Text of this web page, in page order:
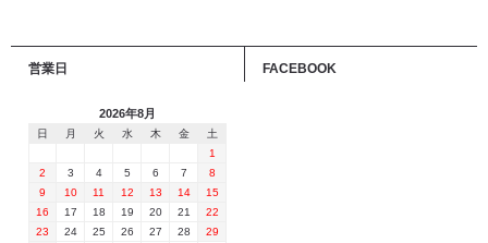
営業日
2026年8月
日 月 火 水 木 金
土
1
2
3 4 5 6 7
8
9
10 11 12 13 14
15
16
17 18 19 20 21
22
23
24 25 26 27 28
29
FACEBOOK